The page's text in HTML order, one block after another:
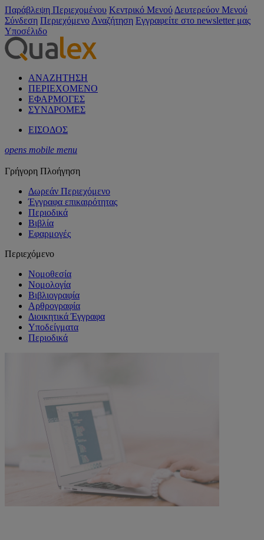
Παράβλεψη Περιεχομένου Κεντρικό Μενού Δευτερεύον Μενού
Σύνδεση Περιεχόμενο Αναζήτηση Εγγραφείτε στο newsletter μας
Υποσέλιδο
ΑΝΑΖΗΤΗΣΗ
ΠΕΡΙΕΧΟΜΕΝΟ
ΕΦΑΡΜΟΓΕΣ
ΣΥΝΔΡΟΜΕΣ
ΕΙΣΟΔΟΣ
opens mobile menu
Γρήγορη Πλοήγηση
Δωρεάν Περιεχόμενο
Έγγραφα επικαιρότητας
Περιοδικά
Βιβλία
Εφαρμογές
Περιεχόμενο
Νομοθεσία
Νομολογία
Βιβλιογραφία
Αρθρογραφία
Διοικητικά Έγγραφα
Υποδείγματα
Περιοδικά